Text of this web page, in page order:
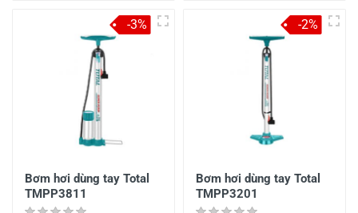
Bơm hơi dùng tay Total
TMPP3811
-3%
Bơm hơi dùng tay Total
TMPP3201
-2%